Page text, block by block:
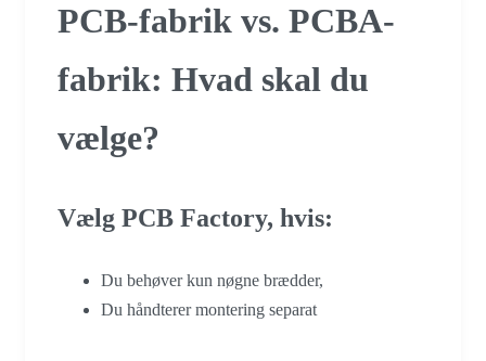
PCB-fabrik vs. PCBA-
fabrik: Hvad skal du
vælge?
Vælg PCB Factory, hvis:
Du behøver kun nøgne brædder,
Du håndterer montering separat